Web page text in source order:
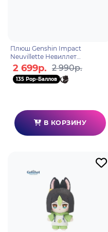
Плюш Genshin Impact
Neuvillette Невиллет
6942421175070
2 699р. 2 990р.
135 Pop-Баллов
В КОРЗИНУ